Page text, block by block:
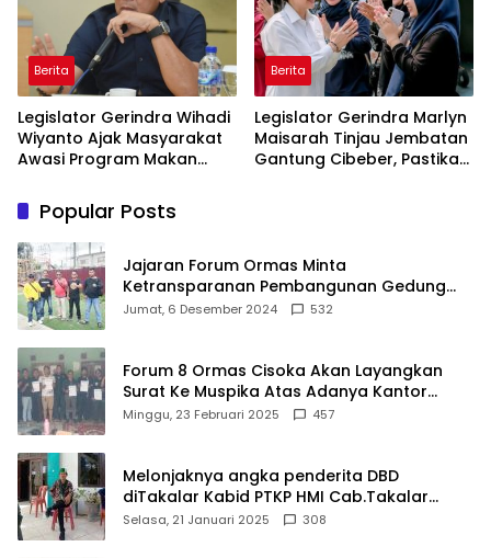
Berita
Legislator Gerindra Wihadi
Wiyanto Ajak Masyarakat
Awasi Program Makan
Sasaran
Berita
Legislator Gerindra Marlyn
Maisarah Tinjau Jembatan
Gantung Cibeber, Pastikan
Popular Posts
Jajaran Forum Ormas Minta
Ketransparanan Pembangunan Gedung
Damkar Di Kecamatan Cisoka
Jumat, 6 Desember 2024 532
Forum 8 Ormas Cisoka Akan Layangkan
Surat Ke Muspika Atas Adanya Kantor
Matel di Cisoka
Minggu, 23 Februari 2025 457
Melonjaknya angka penderita DBD
diTakalar Kabid PTKP HMI Cab.Takalar
angkat bicara
Selasa, 21 Januari 2025 308